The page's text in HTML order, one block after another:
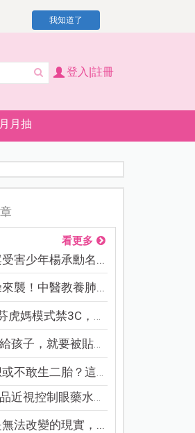
我知道了
登入|註冊
月抽
看更多
害少年楊承勳名...
襲！中醫教養肺...
媽模式禁3C，看...
子，就要被貼「...
不敢生二胎？這8...
視控制眼藥水納...
法改變的現實，...